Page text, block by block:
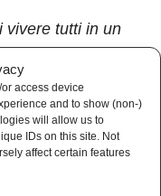
access device
and to show (non-)
will allow us to
IDs on this site. Not
affect certain features
vivere tutti in un
Accenderemo
più due fa
dimostrare